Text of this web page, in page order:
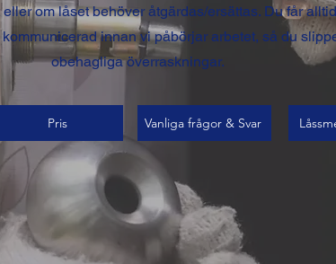
om låset behöver åtgärdas/ersättas. Du får alltid
innan vi påbörjar arbetet, så du
obehagliga överraskningar.
Pris Vanliga frågor & Svar